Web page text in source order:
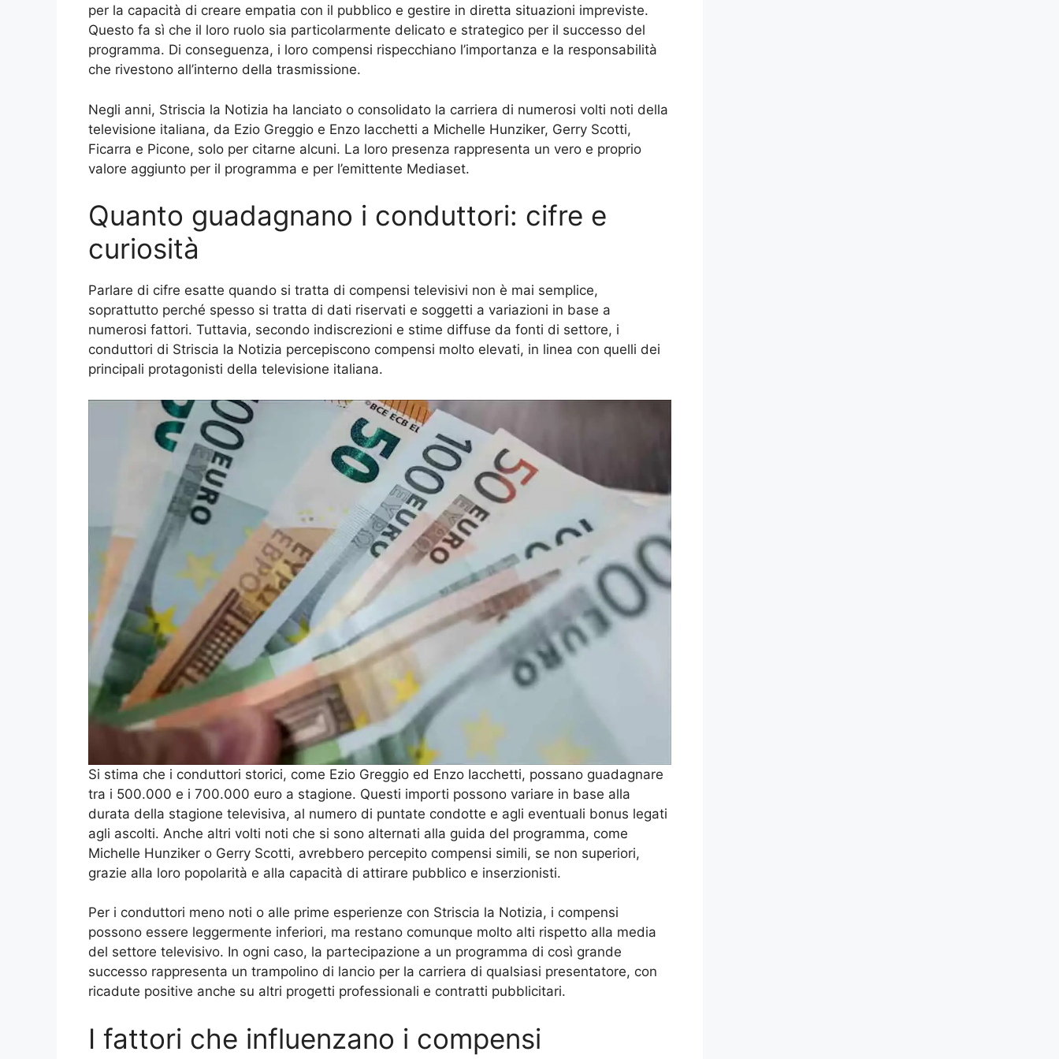
per la capacità di creare empatia con il pubblico e gestire in diretta situazioni impreviste.
Questo fa sì che il loro ruolo sia particolarmente delicato e strategico per il successo del
programma. Di conseguenza, i loro compensi rispecchiano l’importanza e la responsabilità
che rivestono all’interno della trasmissione.
Negli anni, Striscia la Notizia ha lanciato o consolidato la carriera di numerosi volti noti della
televisione italiana, da Ezio Greggio e Enzo Iacchetti a Michelle Hunziker, Gerry Scotti,
Ficarra e Picone, solo per citarne alcuni. La loro presenza rappresenta un vero e proprio
valore aggiunto per il programma e per l’emittente Mediaset.
Quanto guadagnano i conduttori: cifre e
curiosità
Parlare di cifre esatte quando si tratta di compensi televisivi non è mai semplice,
soprattutto perché spesso si tratta di dati riservati e soggetti a variazioni in base a
numerosi fattori. Tuttavia, secondo indiscrezioni e stime diffuse da fonti di settore, i
conduttori di Striscia la Notizia percepiscono compensi molto elevati, in linea con quelli dei
principali protagonisti della televisione italiana.
Si stima che i conduttori storici, come Ezio Greggio ed Enzo Iacchetti, possano guadagnare
tra i 500.000 e i 700.000 euro a stagione. Questi importi possono variare in base alla
durata della stagione televisiva, al numero di puntate condotte e agli eventuali bonus legati
agli ascolti. Anche altri volti noti che si sono alternati alla guida del programma, come
Michelle Hunziker o Gerry Scotti, avrebbero percepito compensi simili, se non superiori,
grazie alla loro popolarità e alla capacità di attirare pubblico e inserzionisti.
Per i conduttori meno noti o alle prime esperienze con Striscia la Notizia, i compensi
possono essere leggermente inferiori, ma restano comunque molto alti rispetto alla media
del settore televisivo. In ogni caso, la partecipazione a un programma di così grande
successo rappresenta un trampolino di lancio per la carriera di qualsiasi presentatore, con
ricadute positive anche su altri progetti professionali e contratti pubblicitari.
I fattori che influenzano i compensi